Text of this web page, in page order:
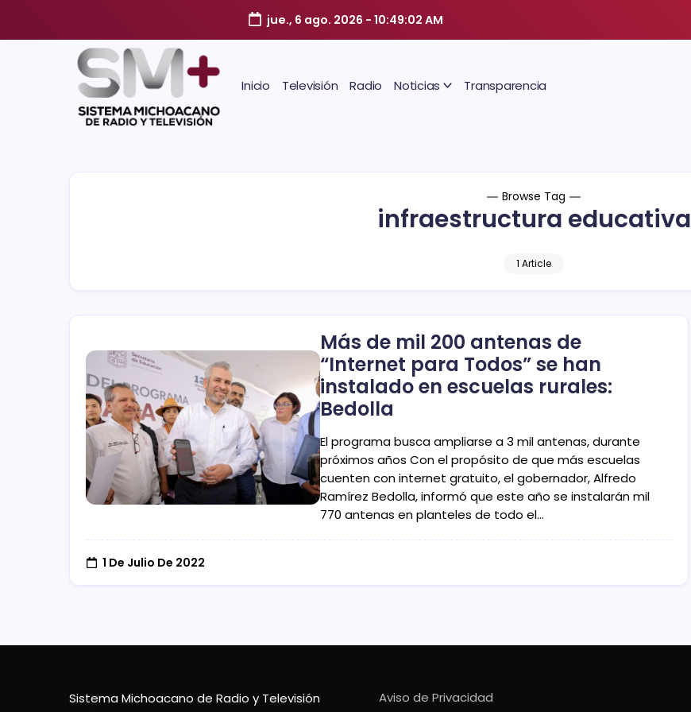
jue., 6 ago. 2026 -10:49:03 AM
Inicio Televisión Radio Noticias Transparencia
Browse Tag
infraestructura educativa
1 Article
Más de mil 200 antenas de
“Internet para Todos” se han
instalado en escuelas rurales:
Bedolla
El programa busca ampliarse a 3 mil antenas, durante
próximos años Con el propósito de que más escuelas
cuenten con internet gratuito, el gobernador, Alfredo
Ramírez Bedolla, informó que este año se instalarán mil
770 antenas en planteles de todo el…
1 De Julio De 2022
Sistema Michoacano de Radio y Televisión
Aviso de Privacidad